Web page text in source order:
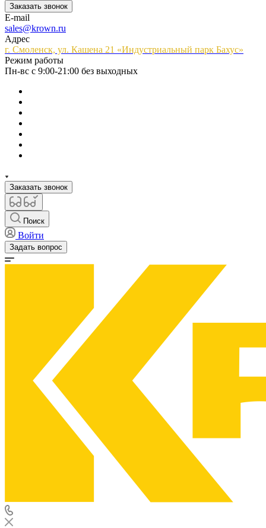
Заказать звонок
E-mail
sales@krown.ru
Адрес
г. Смоленск, ул. Кашена 21 «Индустриальный парк Бахус»
Режим работы
Пн-вс с 9:00-21:00 без выходных
Заказать звонок
Поиск
Войти
Задать вопрос